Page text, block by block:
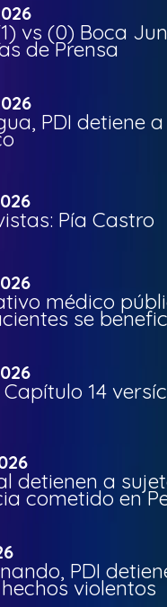
vs (0) Boca
de Prensa
PDI detiene
Pía Castro
médico
se
14
detienen a
cometido en
PDI
violentos